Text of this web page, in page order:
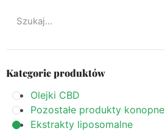
Kategorie produktów
Olejki CBD
Pozostałe produkty konopne
Ekstrakty liposomalne